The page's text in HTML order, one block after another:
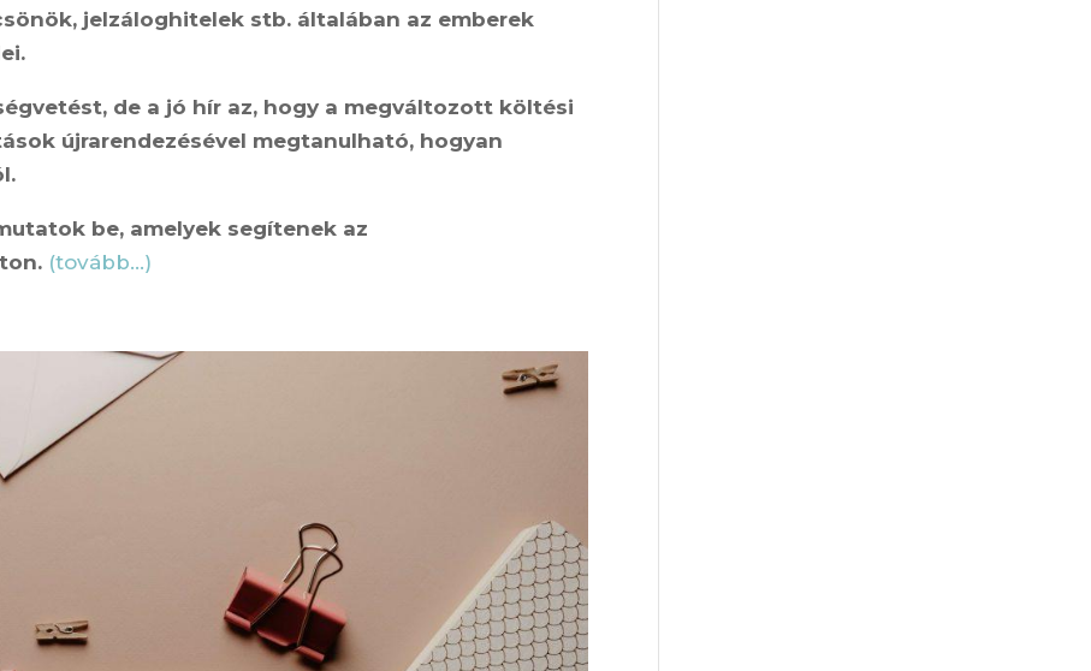
jelzáloghitelek stb. általában az emberek
de a jó hír az, hogy a megváltozott költési
újrarendezésével megtanulható, hogyan
be, amelyek segítenek az
(tovább…)